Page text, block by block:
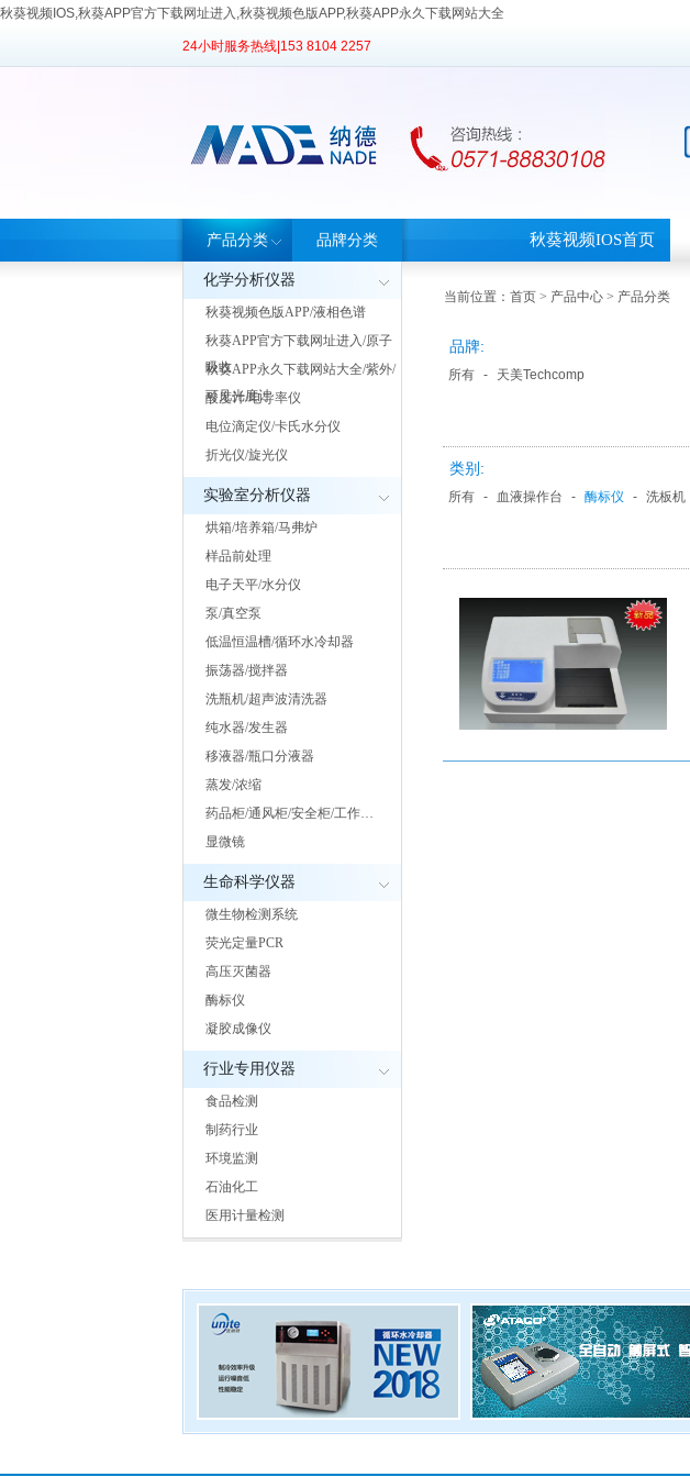
秋葵视频IOS,秋葵APP官方下载网址进入,秋葵视频色版APP,秋葵APP永久下载网站大全
24小时服务热线| 153 8104 2257
产品分类
化学分析仪器
秋葵视频色版APP/液相色谱
秋葵APP官方下载网址进入/原子
吸收
秋葵APP永久下载网站大全/紫外/
可见光度计
酸度计/电导率仪
电位滴定仪/卡氏水分仪
折光仪/旋光仪
实验室分析仪器
烘箱/培养箱/马弗炉
样品前处理
电子天平/水分仪
泵/真空泵
低温恒温槽/循环水冷却器
振荡器/搅拌器
洗瓶机/超声波清洗器
纯水器/发生器
移液器/瓶口分液器
蒸发/浓缩
药品柜/通风柜/安全柜/工作…
显微镜
生命科学仪器
微生物检测系统
荧光定量PCR
高压灭菌器
酶标仪
凝胶成像仪
行业专用仪器
食品检测
制药行业
环境监测
石油化工
医用计量检测
品牌分类 秋葵视频IOS首页
当前位置： 首页 > 产品中心 > 产品分类
品牌:
所有 - 天美Techcomp
类别:
所有 - 血液操作台 - 酶标仪 - 洗板机